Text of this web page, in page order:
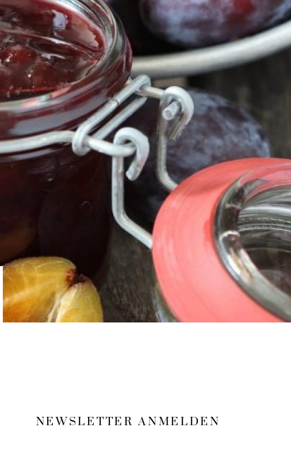
NEWSLETTER ANMELDEN